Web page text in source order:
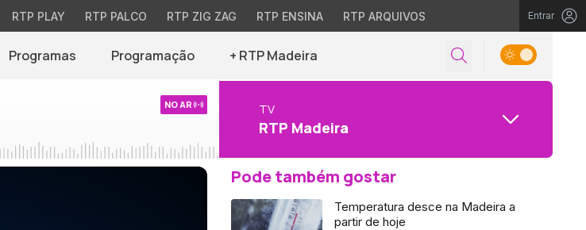
RTP PLAY RTP PALCO RTP ZIG ZAG RTP ENSINA RTP ARQUIVOS Entrar
Programas Programação + RTP Madeira
NO AR TV
RTP Madeira
Pode também gostar
Temperatura desce na Madeira a
partir de hoje